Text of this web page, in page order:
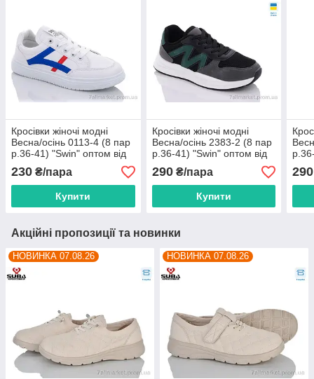
Кросівки жіночі модні
Весна/осінь 0113-4 (8 пар
р.36-41) "Swin" оптом від
прямого постачальника
230 ₴/пара
Купити
Кросівки жіночі модні
Весна/осінь 2383-2 (8 пар
р.36-41) "Swin" оптом від
прямого постачальника
290₴/пара
Купити
290
Акційні пропозиції та новинки
НОВИНКА 07.08.26 НОВИНКА 07.08.26